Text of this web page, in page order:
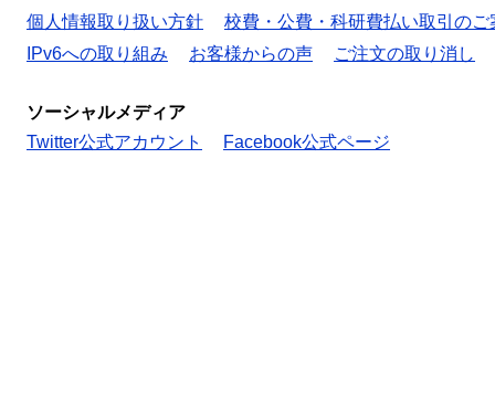
個人情報取り扱い方針
校費・公費・科研費払い取引のご
IPv6への取り組み
お客様からの声 ご注文の取り消し
ソーシャルメディア
Twitter公式アカウント
Facebook公式ページ